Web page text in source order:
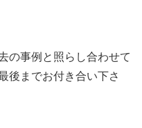
の事例と照らし合わせて
後までお付き合い下さ